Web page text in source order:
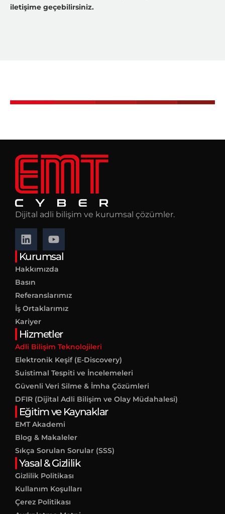
iletişime geçebilirsiniz.
Dijital adli bilişim ve kurumsal çözümler.
Kurumsal
Hakkımızda
Basın
Referanslarımız
İş Ortaklarımız
Kariyer
Hizmetler
Adli Bilişim Teknolojileri
Elektronik Keşif (E-Discovery)
Suistimal Tespiti ve İncelemeleri
Güvenli Veri Silme & İmha Çözümleri
DFIR (Dijital Adli Bilişim ve Olay Müdahalesi)
Eğitim ve Kaynaklar
EMT Akademi
Blog & Makaleler
Sıkça Sorulan Sorular (SSS)
Yasal & Gizlilik
Gizlilik Politikası
Kullanım Koşulları
Çerez Politikası